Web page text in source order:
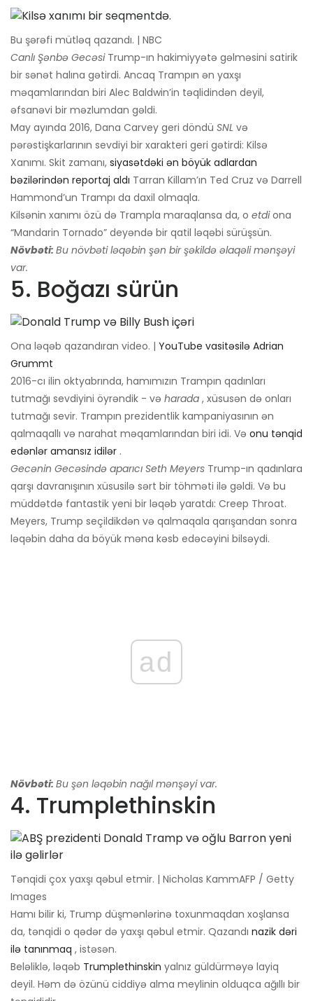
Bu şərəfi mütləq qazandı. | NBC
Canlı Şənbə GecəsiTrump-ın hakimiyyətə gəlməsini satirik
bir sənət halına gətirdi. Ancaq Trampın ən yaxşı
məqamlarından biri Alec Baldwin’in təqlidindən deyil,
əfsanəvi bir məzlumdan gəldi.
May ayında 2016, Dana Carvey geri döndü SNL və
pərəstişkarlarının sevdiyi bir xarakteri geri gətirdi: Kilsə
Xanımı. Skit zamanı, siyasətdəki ən böyük adlardan
bəzilərindən reportaj aldı Tarran Killam’ın Ted Cruz və Darrell
Hammond’un Trampı da daxil olmaqla.
Kilsənin xanımı özü də Trampla maraqlansa da, o etdiona
“Mandarin Tornado” deyəndə bir qatil ləqəbi sürüşsün.
Növbəti: Bu növbəti ləqəbin şən bir şəkildə əlaqəli mənşəyi
var.
5. Boğazı sürün
Ona ləqəb qazandıran video. | YouTube vasitəsilə Adrian
Grummt
2016-cı ilin oktyabrında, hamımızın Trampın qadınları
tutmağı sevdiyini öyrəndik - və harada , xüsusən də onları
tutmağı sevir. Trampın prezidentlik kampaniyasının ən
qalmaqallı və narahat məqamlarından biri idi. Və onu tənqid
edənlər amansız idilər .
Gecənin Gecəsində aparıcı Seth Meyers Trump-ın qadınlara
qarşı davranışının xüsusilə sərt bir töhməti ilə gəldi. Və bu
müddətdə fantastik yeni bir ləqəb yaratdı: Creep Throat.
Meyers, Trump seçildikdən və qalmaqala qarışandan sonra
ləqəbin daha da böyük məna kəsb edəcəyini bilsəydi.
ad
Növbəti: Bu şən ləqəbin nağıl mənşəyi var.
4. Trumplethinskin
Tənqidi çox yaxşı qəbul etmir. | Nicholas KammAFP / Getty
Images
Hamı bilir ki, Trump düşmənlərinə toxunmaqdan xoşlansa
da, tənqidi o qədər də yaxşı qəbul etmir. Qazandı nazik dəri
ilə tanınmaq , istəsən.
Beləliklə, ləqəb Trumplethinskin yalnız güldürməyə layiq
deyil. Həm də özünü ciddiyə alma meylinin olduqca ağıllı bir